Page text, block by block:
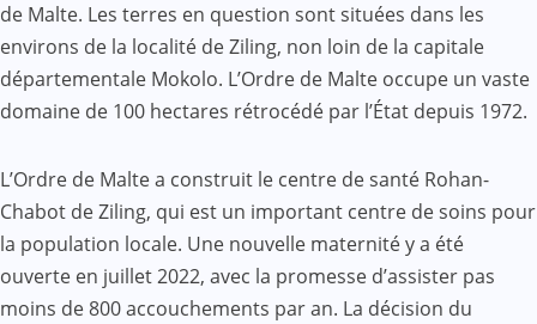
de Malte. Les terres en question sont situées dans les
environs de la localité de Ziling, non loin de la capitale
départementale Mokolo. L’Ordre de Malte occupe un vaste
domaine de 100 hectares rétrocédé par l’État depuis 1972.
L’Ordre de Malte a construit le centre de santé Rohan-
Chabot de Ziling, qui est un important centre de soins pour
la population locale. Une nouvelle maternité y a été
ouverte en juillet 2022, avec la promesse d’assister pas
moins de 800 accouchements par an. La décision du